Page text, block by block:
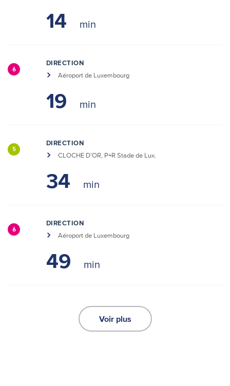
14
6
DIRECTION
Aéroport de Luxembourg
19
5
DIRECTION
CLOCHE D’OR, P+R Stade de Lux.
34
6
DIRECTION
Aéroport de Luxembourg
49
Voir plus